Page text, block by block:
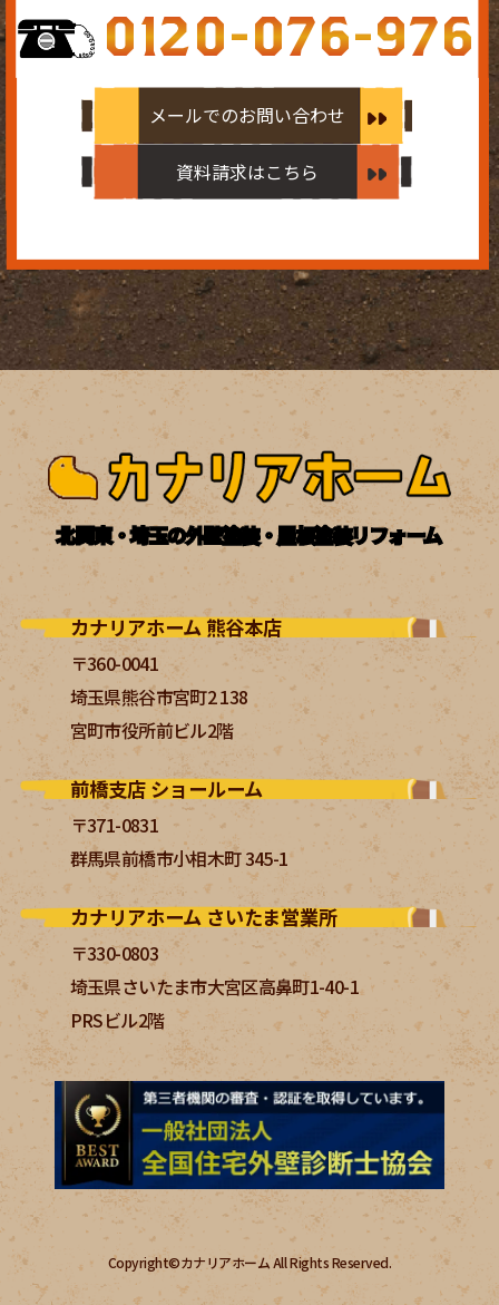
0120-076-976
メールでのお問い合わせ
資料請求はこちら
北関東・埼玉の外壁塗装・屋根塗装リフォーム
カナリアホーム 熊谷本店
〒360-0041
埼玉県熊谷市宮町2 138
宮町市役所前ビル2階
前橋支店 ショールーム
〒371-0831
群馬県前橋市小相木町 345-1
カナリアホーム さいたま営業所
〒330-0803
埼玉県さいたま市大宮区高鼻町1-40-1
PRSビル2階
Copyright©カナリアホーム All Rights Reserved.